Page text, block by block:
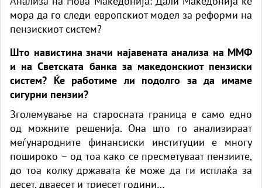
мора да го следи европскиот модел за реформи на
пензискиот систем?
Што навистина значи најавената анализа на ММФ
и на Светската банка за македонскиот пензиски
систем? Ќе работиме ли подолго за да имаме
сигурни пензии?
Зголемување на старосната граница е само едно
од можните решенија. Она што го анализираат
меѓународните финансиски институции е многу
пошироко – од тоа како се пресметуваат пензиите,
до тоа колку државата ќе може да ги исплаќа за
десет, дваесет и триесет години…